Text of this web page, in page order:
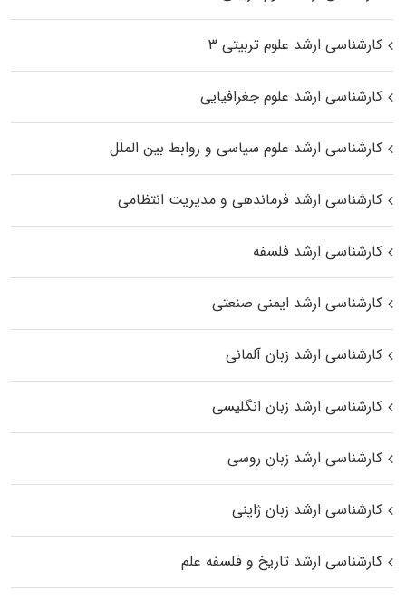
کارشناسی ارشد علوم تربیتی ۳
کارشناسی ارشد علوم جغرافیایی
کارشناسی ارشد علوم سیاسی و روابط بین الملل
کارشناسی ارشد فرماندهی و مدیریت انتظامی
کارشناسی ارشد فلسفه
کارشناسی ارشد ایمنی صنعتی
کارشناسی ارشد زبان آلمانی
کارشناسی ارشد زبان انگلیسی
کارشناسی ارشد زبان روسی
کارشناسی ارشد زبان ژاپنی
کارشناسی ارشد تاریخ و فلسفه علم